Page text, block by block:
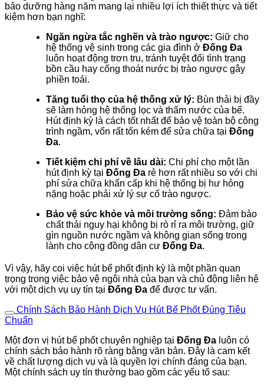
bảo dưỡng hàng năm mang lại nhiều lợi ích thiết thực và tiết
kiệm hơn bạn nghĩ:
Ngăn ngừa tắc nghẽn và trào ngược: Giữ cho
hệ thống vệ sinh trong các gia đình ở Đống Đa
luôn hoạt động trơn tru, tránh tuyệt đối tình trạng
bồn cầu hay cống thoát nước bị trào ngược gây
phiền toái.
Tăng tuổi thọ của hệ thống xử lý: Bùn thải bị đầy
sẽ làm hỏng hệ thống lọc và thấm nước của bể.
Hút định kỳ là cách tốt nhất để bảo vệ toàn bộ công
trình ngầm, vốn rất tốn kém để sửa chữa tại Đống
Đa.
Tiết kiệm chi phí về lâu dài: Chi phí cho một lần
hút định kỳ tại Đống Đa rẻ hơn rất nhiều so với chi
phí sửa chữa khẩn cấp khi hệ thống bị hư hỏng
nặng hoặc phải xử lý sự cố trào ngược.
Bảo vệ sức khỏe và môi trường sống: Đảm bảo
chất thải nguy hại không bị rò rỉ ra môi trường, giữ
gìn nguồn nước ngầm và không gian sống trong
lành cho cộng đồng dân cư Đống Đa.
Vì vậy, hãy coi việc hút bể phốt định kỳ là một phần quan
trọng trong việc bảo vệ ngôi nhà của bạn và chủ động liên hệ
với một dịch vụ uy tín tại Đống Đa để được tư vấn.
Chính Sách Bảo Hành Dịch Vụ Hút Bể Phốt Đúng Tiêu
Chuẩn
Một đơn vị hút bể phốt chuyên nghiệp tại Đống Đa luôn có
chính sách bảo hành rõ ràng bằng văn bản. Đây là cam kết
về chất lượng dịch vụ và là quyền lợi chính đáng của bạn.
Một chính sách uy tín thường bao gồm các yếu tố sau: